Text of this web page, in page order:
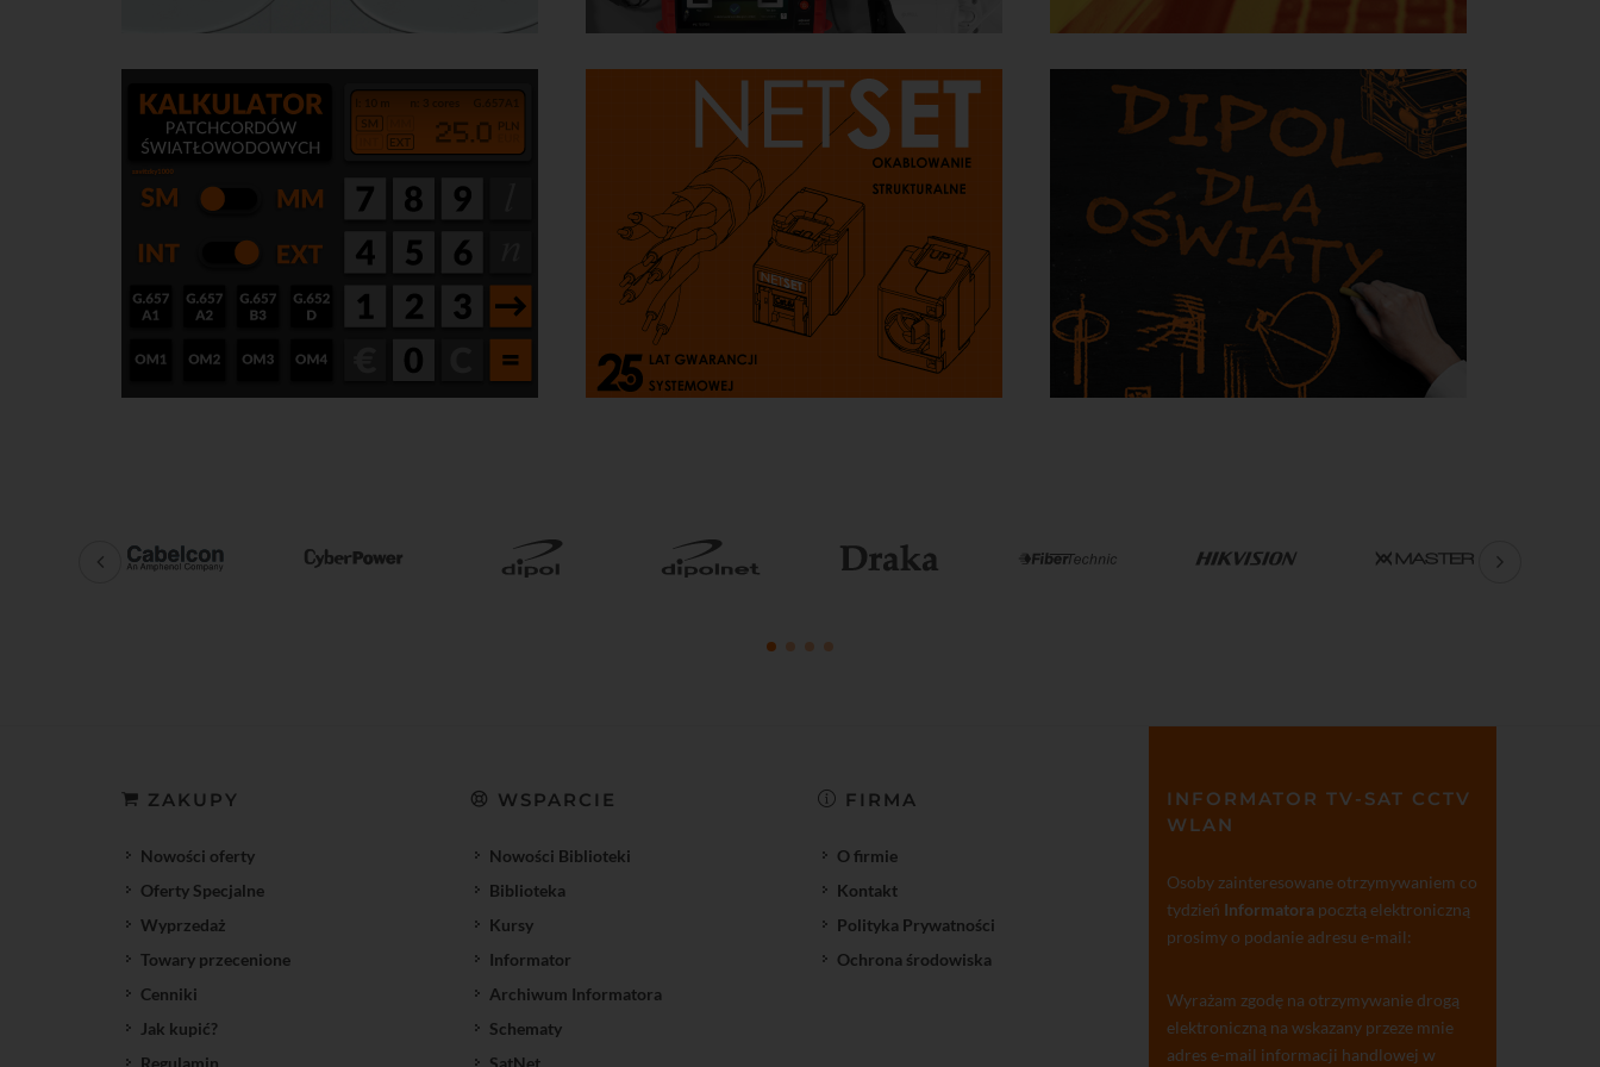
ZAKUPY
Nowości oferty
Oferty Specjalne
Wyprzedaż
Towary przecenione
Cenniki
Jak kupić?
Regulamin
WSPARCIE
Nowości Biblioteki
Biblioteka
Kursy
Informator
Archiwum Informatora
Schematy
SatNet
FIRMA
O firmie
Kontakt
Polityka Prywatności
Ochrona środowiska
INFORMATOR TV-SAT CCTV
WLAN
Osoby zainteresowane otrzymywaniem co
tydzień Informatorapocztą elektroniczną
prosimy o podanie adresu e-mail:
Wyrażam zgodę na otrzymywanie drogą
elektroniczną na wskazany przeze mnie
adres e-mail informacji handlowej w